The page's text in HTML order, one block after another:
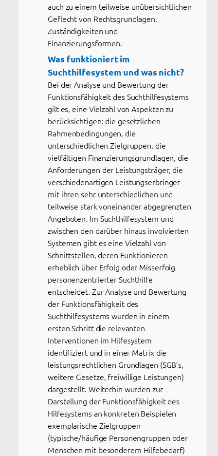
auch zu einem teilweise unübersichtlichen
Geflecht von Rechtsgrundlagen,
Zuständigkeiten und
Finanzierungsformen.
Was funktioniert im
Suchthilfesystem und was nicht?
Bei der Analyse und Bewertung der
Funktionsfähigkeit des Suchthilfesystems
gilt es, eine Vielzahl von Aspekten zu
berücksichtigen: die gesetzlichen
Rahmenbedingungen, die
unterschiedlichen Zielgruppen, die
vielfältigen Finanzierungsgrundlagen, die
Anforderungen der Leistungsträger, die
verschiedenartigen Leistungserbringer
mit ihren sehr unterschiedlichen und
teilweise stark voneinander abgegrenzten
Angeboten. Im Suchthilfesystem und
zwischen den darüber hinaus involvierten
Systemen gibt es eine Vielzahl von
Schnittstellen, deren Funktionieren
erheblich über Erfolg oder Misserfolg
personenzentrierter Suchthilfe
entscheidet. Zur Analyse und Bewertung
der Funktionsfähigkeit des
Suchthilfesystems wurden in einem
ersten Schritt die relevanten
Interventionen im Hilfesystem
identifiziert und in einer Matrix die
leistungsrechtlichen Grundlagen (SGB’s,
weitere Gesetze, freiwillige Leistungen)
dargestellt. Weiterhin wurden zur
Darstellung der Funktionsfähigkeit des
Hilfesystems an konkreten Beispielen
exemplarische Zielgruppen
(typische/häufige Personengruppen oder
Menschen mit besonderem Hilfebedarf)